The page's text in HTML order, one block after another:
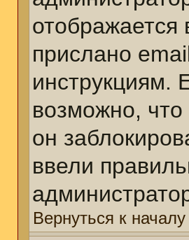
прислано
инструкциям.
возможно,
он
ввели
Вернуться к началу